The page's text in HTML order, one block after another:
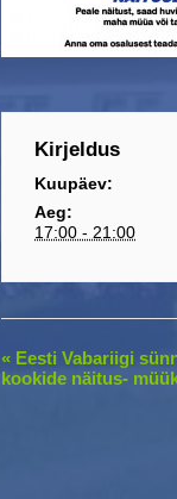
Kirjeldus
Kuupäev:
Aeg:
17:00 - 21:00
E
v
« Eesti Vabariigi
kookide näitus-